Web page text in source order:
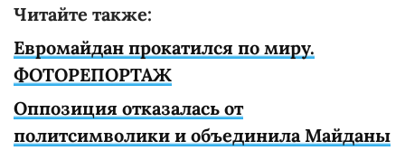
Читайте также:
Евромайдан прокатился по миру.
ФОТОРЕПОРТАЖ
Оппозиция отказалась от
политсимволики и объединила Майданы